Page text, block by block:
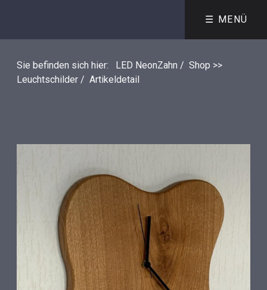
☰ MENÜ
Sie befinden sich hier: LED NeonZahn / Shop >>
Leuchtschilder / Artikeldetail